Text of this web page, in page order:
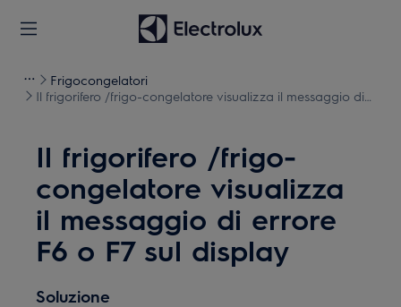
Frigocongelatori
Il frigorifero /frigo-congelatore visualizza il messaggio di
Il frigorifero /frigo-
congelatore visualizza
il messaggio di errore
F6 o F7 sul display
Soluzione